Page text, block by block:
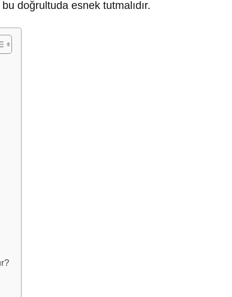
doğrultuda esnek tutmalıdır.